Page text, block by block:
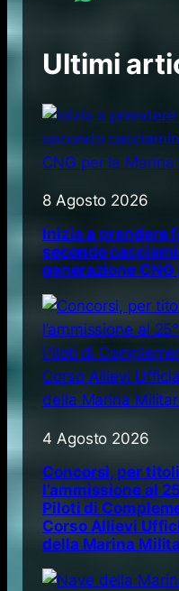
Ultimi
8 Agosto 2026
Inizia a prendere
secondo
generazione
4 Agosto 2026
Concorsi, per
l’ammissione al
Piloti di
Corso Allievi
della Marina